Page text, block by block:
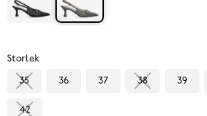
Storlek
35 36 37 38 39
42